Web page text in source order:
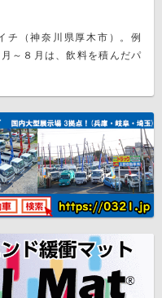
チ（神奈川県厚木市）。例
～８月は、飲料を積んだパ